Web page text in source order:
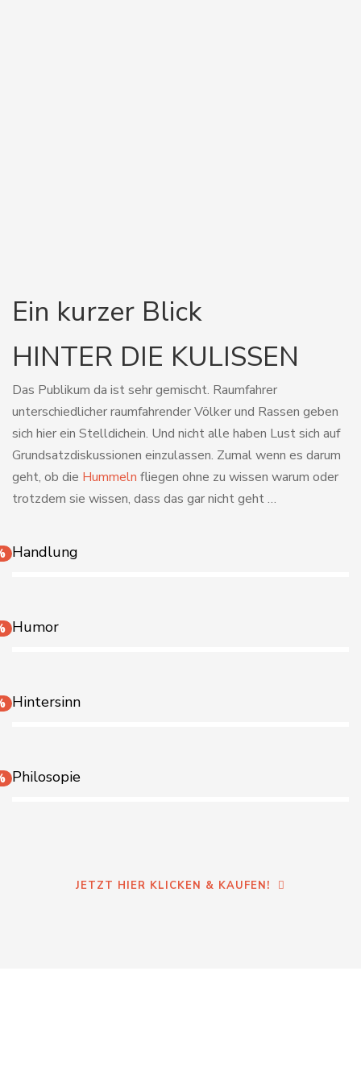
Ein kurzer Blick
HINTER DIE KULISSEN
Das Publikum da ist sehr gemischt. Raumfahrer
unterschiedlicher raumfahrender Völker und Rassen geben
sich hier ein Stelldichein. Und nicht alle haben Lust sich auf
Grundsatzdiskussionen einzulassen. Zumal wenn es darum
geht, ob die Hummeln fliegen ohne zu wissen warum oder
trotzdem sie wissen, dass das gar nicht geht …
Handlung
Humor
Hintersinn
Philosopie
JETZT HIER KLICKEN & KAUFEN!